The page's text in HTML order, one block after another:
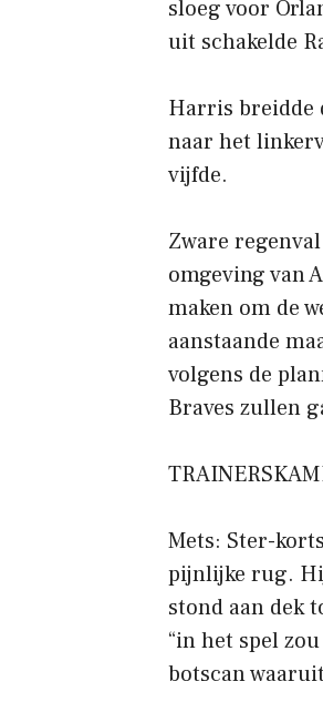
sloeg voor
uit schakelde
Harris breidde
naar het
vijfde.
Zware
omgeving van
maken om de
aanstaande
volgens de
Braves zullen
Mets: Ster-
pijnlijke rug.
stond aan dek
“in het spel
botscan